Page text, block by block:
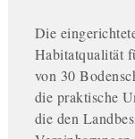
Die
Habitatqualität
von 30
die praktische
die den